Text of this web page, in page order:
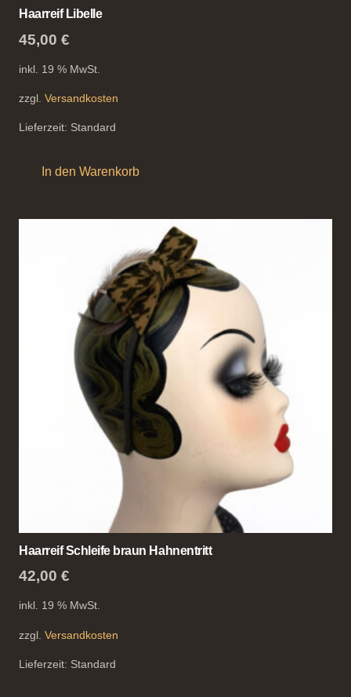
Haarreif Libelle
45,00 €
inkl. 19 % MwSt.
zzgl. Versandkosten
Lieferzeit: Standard
In den Warenkorb
Haarreif Schleife braun Hahnentritt
42,00 €
inkl. 19 % MwSt.
zzgl. Versandkosten
Lieferzeit: Standard